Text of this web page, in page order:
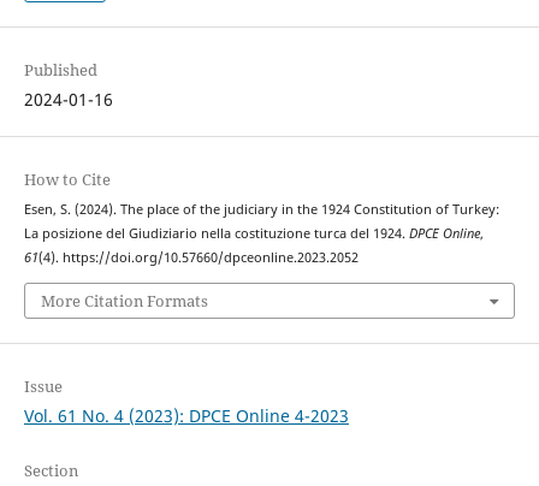
Published
2024-01-16
How to Cite
Esen, S. (2024). The place of the judiciary in the 1924 Constitution of Turkey:
La posizione del Giudiziario nella costituzione turca del 1924. DPCE Online,
61(4). https://doi.org/10.57660/dpceonline.2023.2052
More Citation Formats
Issue
Vol. 61 No. 4 (2023): DPCE Online 4-2023
Section